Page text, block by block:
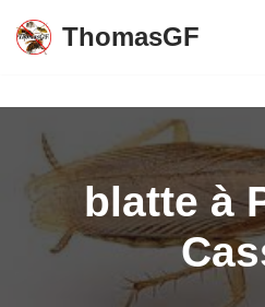
Aller
ThomasGF
blatte à